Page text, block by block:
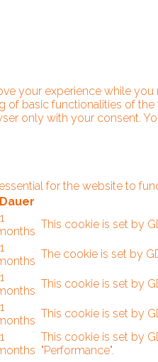
your experience while
of basic functionalities of
only with your consent.
for the website to
Dauer
This cookie is set by
The cookie is set by
This cookie is set by
This cookie is set by
This cookie is set by
"Performance".